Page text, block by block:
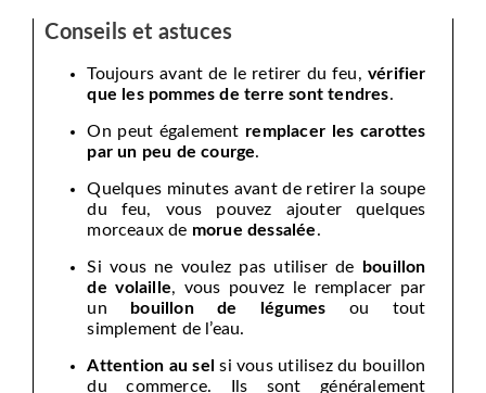
Conseils et astuces
Toujours avant de le retirer du feu, vérifier
que les pommes de terre sont tendres.
On peut également remplacer les carottes
par un peu de courge.
Quelques minutes avant de retirer la soupe
du feu, vous pouvez ajouter quelques
morceaux de morue dessalée.
Si vous ne voulez pas utiliser de
bouillon
de volaille, vous pouvez le remplacer par
un
bouillon de légumes ou tout
simplement de l’eau.
Attention au sel si vous utilisez du bouillon
du commerce. Ils sont généralement